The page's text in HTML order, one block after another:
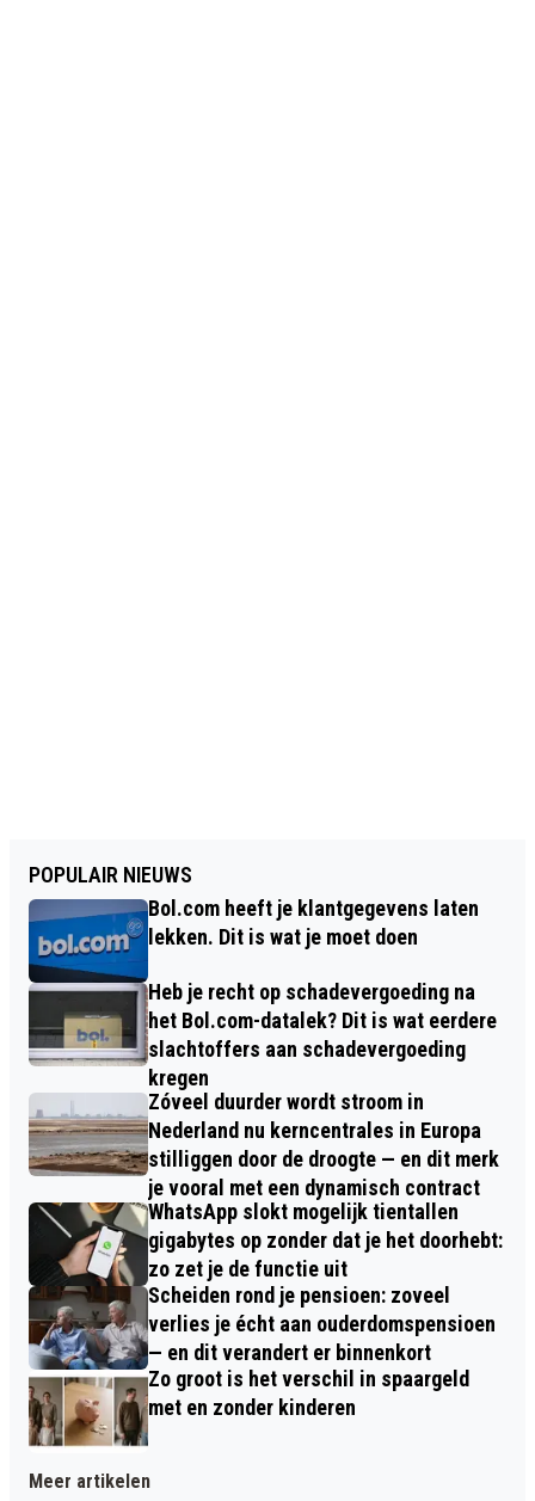
POPULAIR NIEUWS
Bol.com heeft je klantgegevens laten
lekken. Dit is wat je moet doen
Heb je recht op schadevergoeding na
het Bol.com-datalek? Dit is wat eerdere
slachtoffers aan schadevergoeding
kregen
Zóveel duurder wordt stroom in
Nederland nu kerncentrales in Europa
stilliggen door de droogte — en dit merk
je vooral met een dynamisch contract
WhatsApp slokt mogelijk tientallen
gigabytes op zonder dat je het doorhebt:
zo zet je de functie uit
Scheiden rond je pensioen: zoveel
verlies je écht aan ouderdomspensioen
— en dit verandert er binnenkort
Zo groot is het verschil in spaargeld
met en zonder kinderen
Meer artikelen